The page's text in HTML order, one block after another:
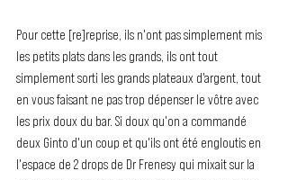
Pour cette [re]reprise, ils n'ont pas simplement mis
les petits plats dans les grands, ils ont tout
simplement sorti les grands plateaux d'argent, tout
en vous faisant ne pas trop dépenser le vôtre avec
les prix doux du bar. Si doux qu'on a commandé
deux Ginto d'un coup et qu'ils ont été engloutis en
l'espace de 2 drops de Dr Frenesy qui mixait sur la